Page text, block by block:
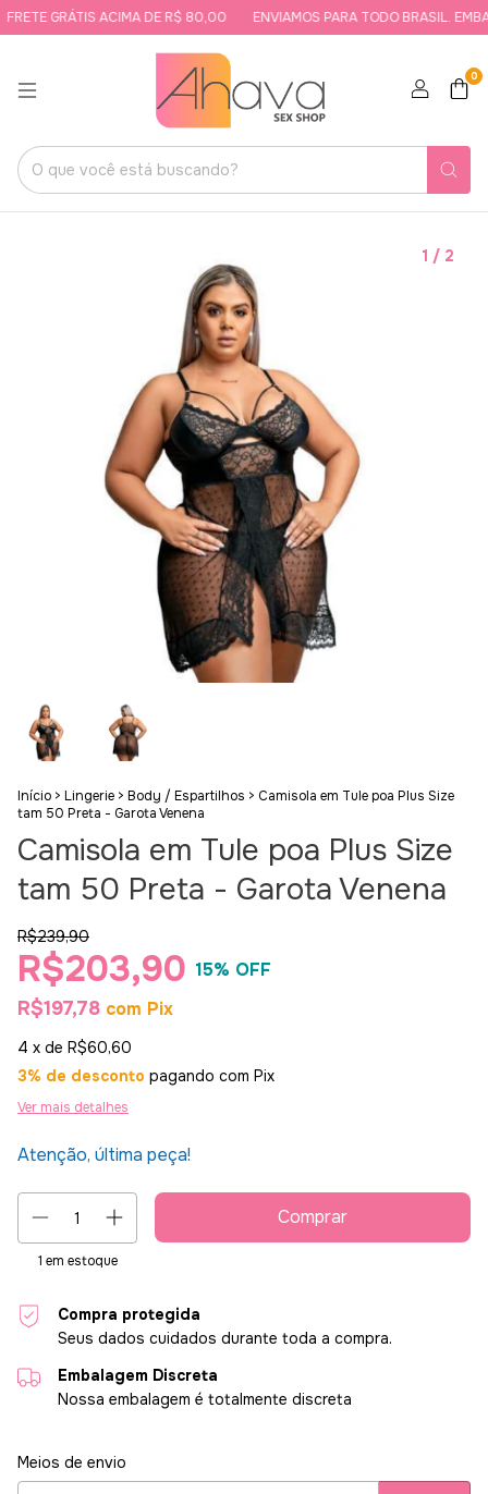
GRÁTIS ACIMA DE R$ 80,00 ENVIAMOS PARA TODO BRASIL.
0
1 / 2
Início > Lingerie > Body / Espartilhos > Camisola em Tule poa Plus Size
tam 50 Preta - Garota Venena
Camisola em Tule poa Plus Size
tam 50 Preta - Garota Venena
R$239,90
R$203,90 15% OFF
R$197,78 com Pix
4 x de R$60,60
3% de desconto pagando com Pix
Ver mais detalhes
Atenção, última peça!
1 em estoque
Compra protegida
Seus dados cuidados durante toda a compra.
Embalagem Discreta
Nossa embalagem é totalmente discreta
Entregas para o CEP:
Meios de envio